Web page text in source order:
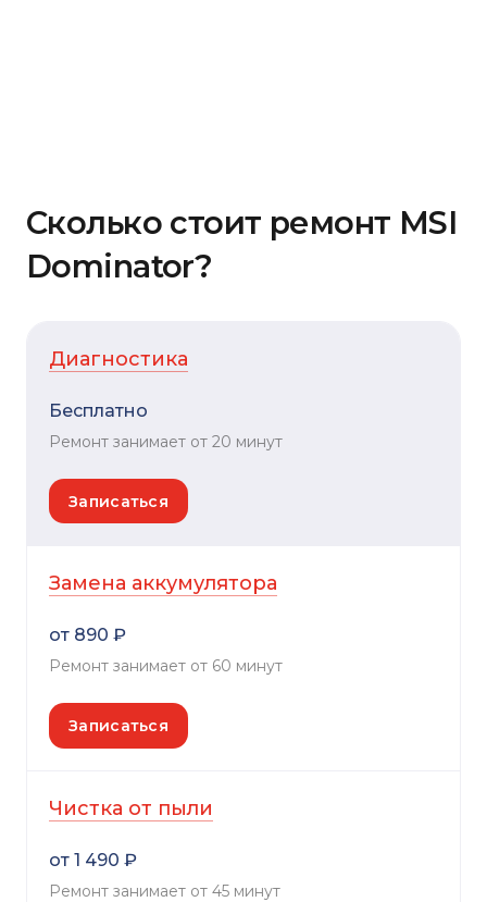
Сколько стоит ремонт MSI
Dominator?
Диагностика
Бесплатно
Ремонт занимает от 20 минут
Записаться
Замена аккумулятора
от 890 ₽
Ремонт занимает от 60 минут
Записаться
Чистка от пыли
от 1 490 ₽
Ремонт занимает от 45 минут